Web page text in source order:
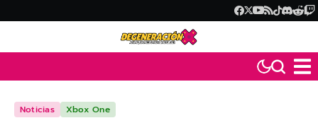
Noticias Xbox One